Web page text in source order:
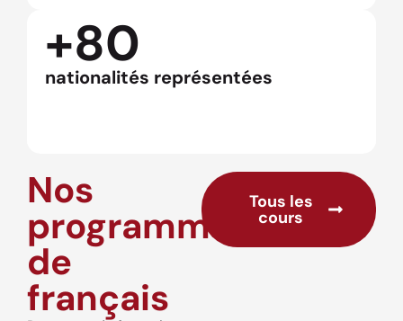
+80
nationalités représentées
Nos
programmes
de
français
Tous les
cours